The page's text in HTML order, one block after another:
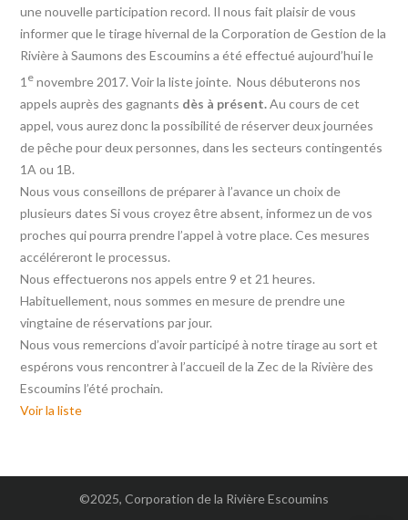
une nouvelle participation record. Il nous fait plaisir de vous
informer que le tirage hivernal de la Corporation de Gestion de la
Rivière à Saumons des Escoumins a été effectué aujourd’hui le
1 e novembre 2017. Voir la liste jointe. Nous débuterons nos
appels auprès des gagnants dès à présent.Au cours de cet
appel, vous aurez donc la possibilité de réserver deux journées
de pêche pour deux personnes, dans les secteurs contingentés
1A ou 1B.
Nous vous conseillons de préparer à l’avance un choix de
plusieurs dates Si vous croyez être absent, informez un de vos
proches qui pourra prendre l’appel à votre place. Ces mesures
accéléreront le processus.
Nous effectuerons nos appels entre 9 et 21 heures.
Habituellement, nous sommes en mesure de prendre une
vingtaine de réservations par jour.
Nous vous remercions d’avoir participé à notre tirage au sort et
espérons vous rencontrer à l’accueil de la Zec de la Rivière des
Escoumins l’été prochain.
Voir la liste
©2025, Corporation de la Rivière Escoumins